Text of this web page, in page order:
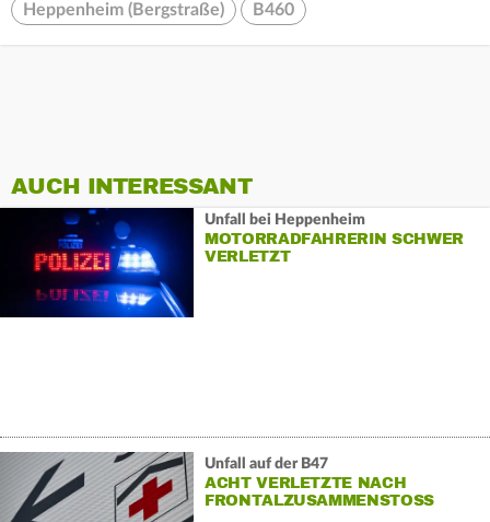
Heppenheim (Bergstraße) B460
AUCH INTERESSANT
Unfall bei Heppenheim
MOTORRADFAHRERIN SCHWER
VERLETZT
Unfall auf der B47
ACHT VERLETZTE NACH
FRONTALZUSAMMENSTOSS